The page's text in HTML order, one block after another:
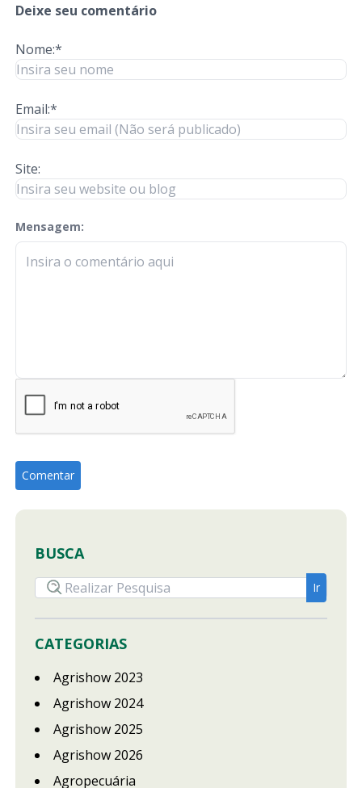
Deixe seu comentário
Nome:*
Email:*
Site:
Mensagem:
check-terms
BUSCA
CATEGORIAS
Agrishow 2023
Agrishow 2024
Agrishow 2025
Agrishow 2026
Agropecuária